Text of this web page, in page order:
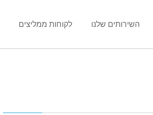
השירותים שלנו לקוחות ממליצים